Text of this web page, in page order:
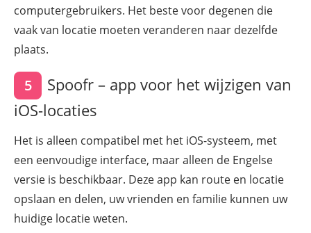
computergebruikers. Het beste voor degenen die
vaak van locatie moeten veranderen naar dezelfde
plaats.
5
Spoofr – app voor het wijzigen van
iOS-locaties
Het is alleen compatibel met het iOS-systeem, met
een eenvoudige interface, maar alleen de Engelse
versie is beschikbaar. Deze app kan route en locatie
opslaan en delen, uw vrienden en familie kunnen uw
huidige locatie weten.